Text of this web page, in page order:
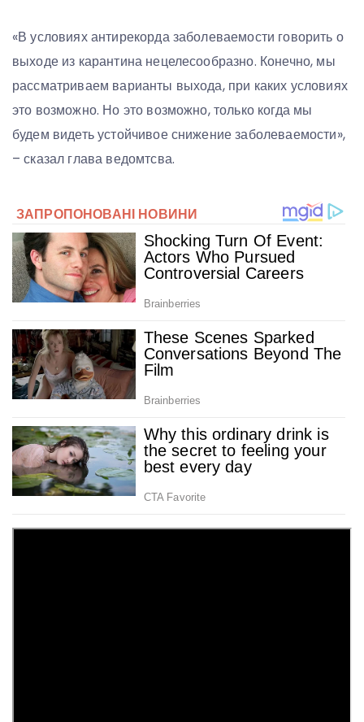
«В условиях антирекорда заболеваемости говорить о
выходе из карантина нецелесообразно. Конечно, мы
рассматриваем варианты выхода, при каких условиях
это возможно. Но это возможно, только когда мы
будем видеть устойчивое снижение заболеваемости»,
– сказал глава ведомтсва.